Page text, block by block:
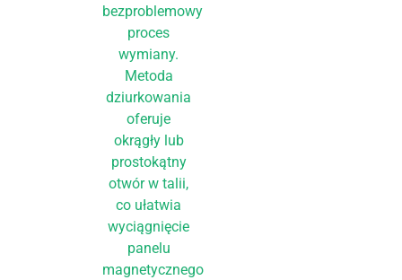
bezproblemowy
proces
wymiany.
Metoda
dziurkowania
oferuje
okrągły lub
prostokątny
otwór w talii,
co ułatwia
wyciągnięcie
panelu
magnetycznego